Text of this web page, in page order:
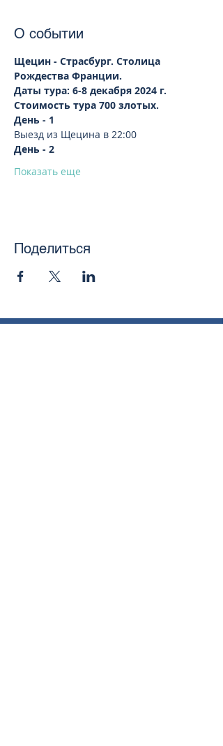
О событии
Щецин - Страсбург. Столица
Рождества Франции.
Даты тура: 6-8 декабря 2024 г.
Стоимость тура 700 злотых.
День - 1
Выезд из Щецина в 22:00
День - 2
Показать еще
Поделиться